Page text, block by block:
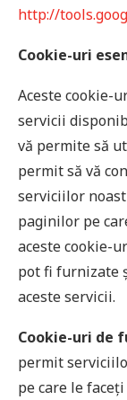
http://
Cookie-uri
Aceste cookie-
servicii
vă permite să
permit să vă
serviciilor
paginilor pe
aceste cookie-
pot fi furnizate
aceste servicii.
Cookie-uri de
permit
pe care le